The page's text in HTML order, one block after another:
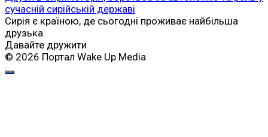
сучасній сирійській державі
Сирія є країною, де сьогодні проживає найбільша
друзька
Давайте дружити
© 2026 Портал Wake Up Media